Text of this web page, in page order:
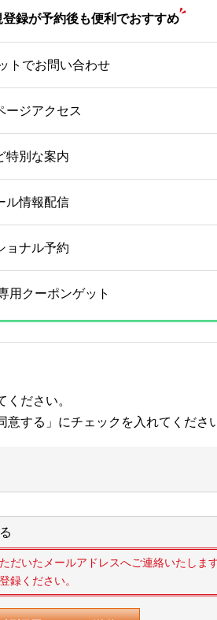
登録が予約後も便利でおすすめ
トでお問い合わせ
ージアクセス
特別な案内
ル情報配信
ョナル予約
用クーポンゲット
ださい。
意する」にチェックを入れてくださ
いたメールアドレスへご連絡いたします
録ください。